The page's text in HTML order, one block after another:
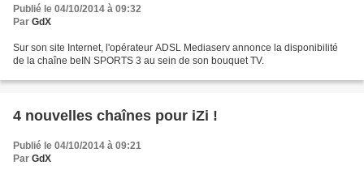
Publié le 04/10/2014 à 09:32
Par GdX
Sur son site Internet, l'opérateur ADSL Mediaserv annonce la disponibilité
de la chaîne beIN SPORTS 3 au sein de son bouquet TV.
4 nouvelles chaînes pour iZi !
Publié le 04/10/2014 à 09:21
Par GdX